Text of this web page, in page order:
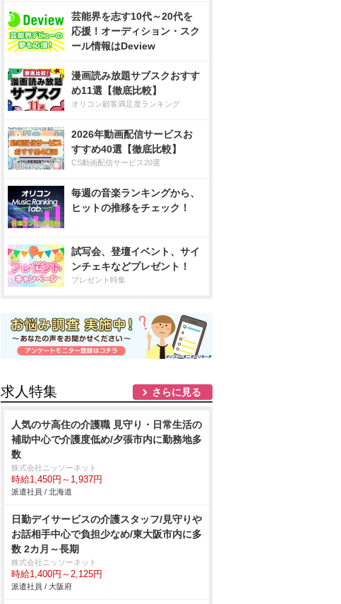
芸能界を志す10代～20代を
応援！オーディション・スク
ール情報はDeview
漫画読み放題サブスクおすす
め11選【徹底比較】
オリコン顧客満足度ランキング
2026年動画配信サービスお
すすめ40選【徹底比較】
CS動画配信サービス20選
毎週の音楽ランキングから、
ヒットの推移をチェック！
試写会、登壇イベント、サイ
ンチェキなどプレゼント！
プレゼント特集
求人特集 さらに見る
人気のサ高住の介護職 見守り・日常生活の
補助中心で介護度低め/夕張市内に勤務地多
数
株式会社ニッソーネット
時給1,450円～1,937円
派遣社員 / 北海道
日勤デイサービスの介護スタッフ/見守り
お話相手中心で負担少なめ/東大阪市内に多
数 2カ月～長期
株式会社ニッソーネット
時給1,400円～2,125円
派遣社員 / 大阪府